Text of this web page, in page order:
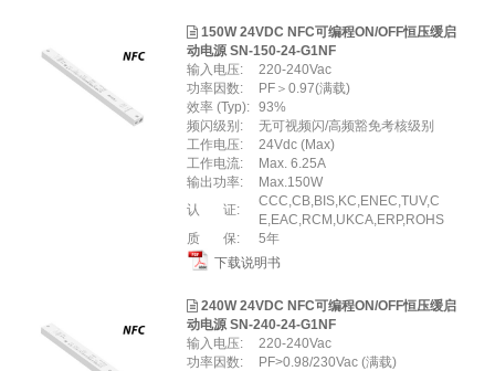
150W 24VDC NFC可编程ON/OFF恒压缓启
动电源 SN-150-24-G1NF
输入电压:
220-240Vac
功率因数:
PF＞0.97(满载)
效率 (Typ): 93%
频闪级别:
无可视频闪/高频豁免考核级别
工作电压:
24Vdc (Max)
工作电流:
Max. 6.25A
输出功率:
Max.150W
认 证:
CCC,CB,BIS,KC,ENEC,TUV,C
E,EAC,RCM,UKCA,ERP,ROHS
质 保:
5年
下载说明书
240W 24VDC NFC可编程ON/OFF恒压缓启
动电源 SN-240-24-G1NF
输入电压:
220-240Vac
功率因数:
PF>0.98/230Vac (满载)